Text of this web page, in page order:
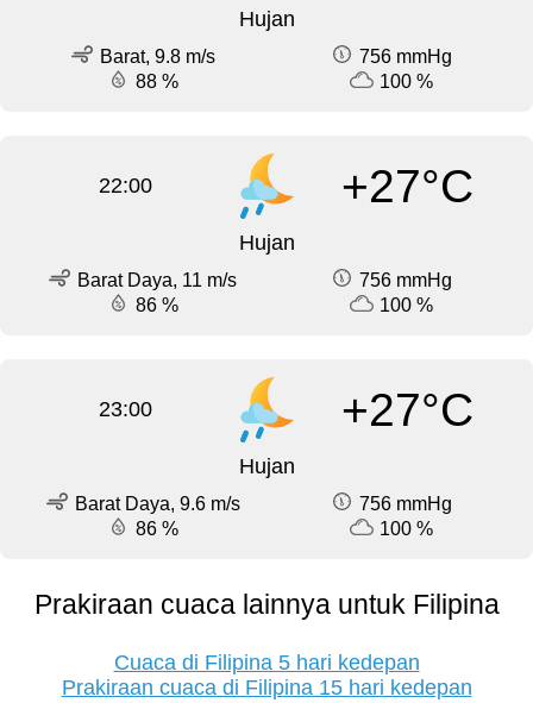
Hujan
Barat, 9.8 m/s
756 mmHg
88 %
100 %
22:00 +27°C
Hujan
Barat Daya, 11 m/s
756 mmHg
86 %
100 %
23:00 +27°C
Hujan
Barat Daya, 9.6 m/s
756 mmHg
86 %
100 %
Prakiraan cuaca lainnya untuk Filipina
Cuaca di Filipina 5 hari kedepan
Prakiraan cuaca di Filipina 15 hari kedepan